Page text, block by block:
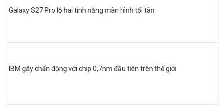
Galaxy S27 Pro lộ hai tính năng màn hình tối tân
IBM gây chấn động với chip 0,7nm đầu tiên trên thế giới